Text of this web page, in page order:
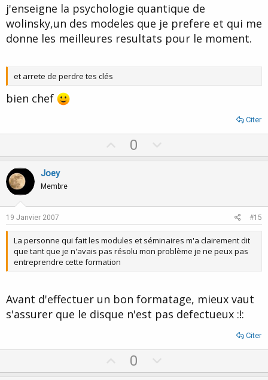
j'enseigne la psychologie quantique de
wolinsky,un des modeles que je prefere et qui me
donne les meilleures resultats pour le moment.
et arrete de perdre tes clés
bien chef
Citer
p
t
0
o
v
e
Joey
Membre
19 Janvier 2007 #15
La personne qui fait les modules et séminaires m'a clairement dit
que tant que je n'avais pas résolu mon problème je ne peux pas
entreprendre cette formation
Avant d'effectuer un bon formatage, mieux vaut
s'assurer que le disque n'est pas defectueux :!:
Citer
p
0
o